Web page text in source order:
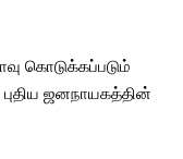
கொடுக்கப்படும்
ஜனநாயகத்தின்